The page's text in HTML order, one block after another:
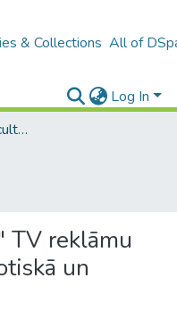
& Collections All of
Log In
B4 – LU fakultātes / Faculties of the UL
TV reklāmu
un